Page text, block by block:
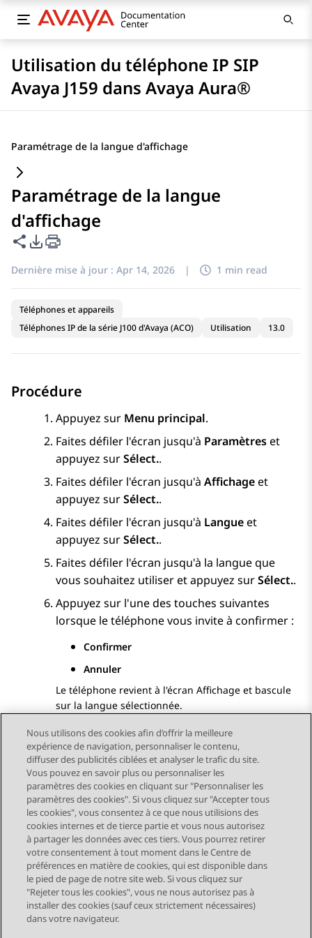
Utilisation du téléphone IP SIP
Avaya J159 dans Avaya Aura®
Paramétrage de la langue d'affichage
Paramétrage de la langue
d'affichage
Partager cette page
Options d'exportation PDF
Dernière mise à jour : Apr 14, 2026 | 1 min read
Téléphones et appareils
Téléphones IP de la série J100 d'Avaya (ACO)
Utilisation 13.0
Procédure
Appuyez sur Menu principal.
Faites défiler l'écran jusqu'à Paramètreset
appuyez surSélect..
Faites défiler l'écran jusqu'à Affichageet
appuyez surSélect..
Faites défiler l'écran jusqu'à Langueet
appuyez surSélect..
Faites défiler l'écran jusqu'à la langue que
vous souhaitez utiliser et appuyez surSélect..
Appuyez sur l'une des touches suivantes
lorsque le téléphone vous invite à confirmer :
Confirmer
Annuler
Le téléphone revient à l'écran Affichage et bascule
sur la langue sélectionnée.
Send Feedback
Navigation par sujet
Sujet précédent Sujet suivant
STAY CONNECTED
Nous utilisons des cookies afin d’offrir la meilleure
expérience de navigation, personnaliser le contenu,
diffuser des publicités ciblées et analyser le trafic du site.
Vous pouvez en savoir plus ou personnaliser les
paramètres des cookies en cliquant sur "Personnaliser les
paramètres des cookies". Si vous cliquez sur "Accepter tous
les cookies", vous consentez à ce que nous utilisions des
cookies internes et de tierce partie et vous nous autorisez
à partager les données avec ces tiers. Vous pourrez retirer
votre consentement à tout moment dans le Centre de
préférences en matière de cookies, qui est disponible dans
le pied de page de notre site web. Si vous cliquez sur
"Rejeter tous les cookies", vous ne nous autorisez pas à
installer des cookies (sauf ceux strictement nécessaires)
dans votre navigateur.